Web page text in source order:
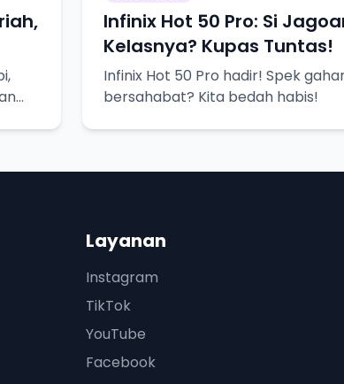
Infinix Hot 50 Pro: Si
Kelasnya? Kupas Tuntas!
Infinix Hot 50 Pro hadir! Spek
bersahabat? Kita bedah habis!
Layanan
Instagram
TikTok
YouTube
Facebook